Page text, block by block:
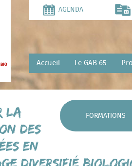
AGENDA
Accueil Le GAB 65
FORMATIONS
la
des
en
diversifié